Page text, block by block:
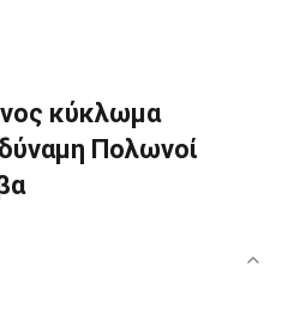
κύκλωμα
Πολωνοί